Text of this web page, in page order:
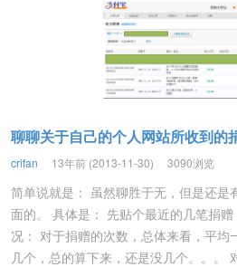
聊聊关于自己的个人网站所收到的
crifan 13年前 (2013-11-30) 3090浏览
简单说就是： 虽然聊胜于无，但是还是
面的。 具体是： 先贴个最近的几笔捐
况： 对于捐赠的次数，总体来看，平
几个，总的算下来，还是没几个。。。